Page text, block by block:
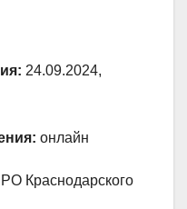
24.09.2024,
онлайн
Краснодарского